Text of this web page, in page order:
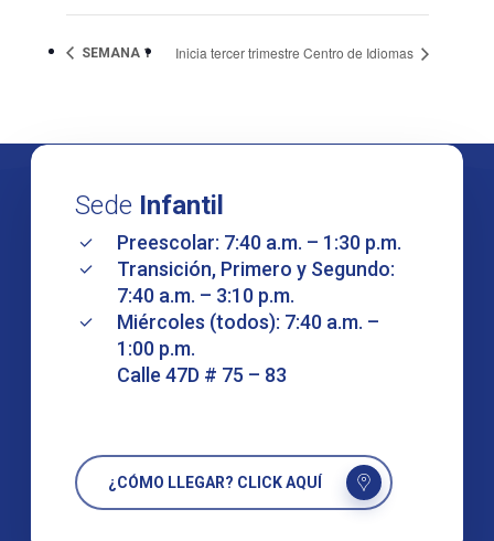
SEMANA 1 Inicia tercer trimestre Centro de Idiomas
Sede Infantil
Preescolar: 7:40 a.m. – 1:30 p.m.
Transición, Primero y Segundo:
7:40 a.m. – 3:10 p.m.
Miércoles (todos): 7:40 a.m. –
1:00 p.m.
Calle 47D # 75 – 83
¿CÓMO LLEGAR? CLICK AQUÍ